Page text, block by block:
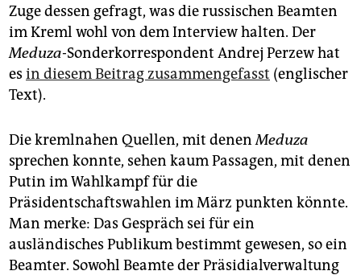
Zuge dessen gefragt, was die russischen Beamten
im Kreml wohl von dem Interview halten. Der
Meduza-Sonderkorrespondent Andrej Perzew hat
es in diesem Beitrag zusammengefasst (englischer
Text).
Die kremlnahen Quellen, mit denenMeduza
sprechen konnte, sehen kaum Passagen, mit denen
Putin im Wahlkampf für die
Präsidentschaftswahlen im März punkten könnte.
Man merke: Das Gespräch sei für ein
ausländisches Publikum bestimmt gewesen, so ein
Beamter. Sowohl Beamte der Präsidialverwaltung